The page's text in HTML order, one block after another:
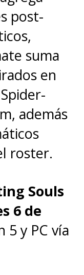
/ La
la serie
MCU
antiguo
en
post-
suma
en
además
roster.
Souls
6 de
5 y PC vía